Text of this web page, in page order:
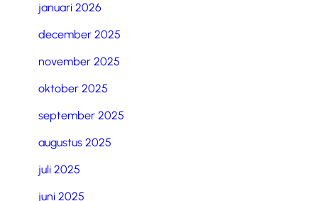
januari 2026
december 2025
november 2025
oktober 2025
september 2025
augustus 2025
juli 2025
juni 2025